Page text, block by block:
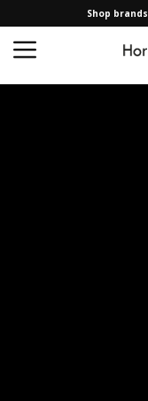
Shop brands
Kollektion / TILBUD